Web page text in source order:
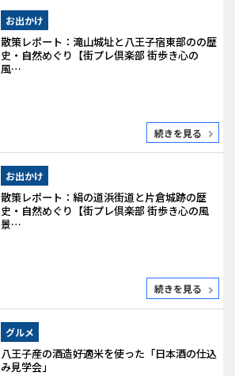
お出かけ
散策レポート：滝山城址と八王子宿東部のの歴
史・自然めぐり【街プレ倶楽部 街歩き心の
風…
続きを見る
お出かけ
散策レポート：絹の道浜街道と片倉城跡の歴
史・自然めぐり【街プレ倶楽部 街歩き心の風
景…
続きを見る
グルメ
八王子産の酒造好適米を使った「日本酒の仕込
み見学会」